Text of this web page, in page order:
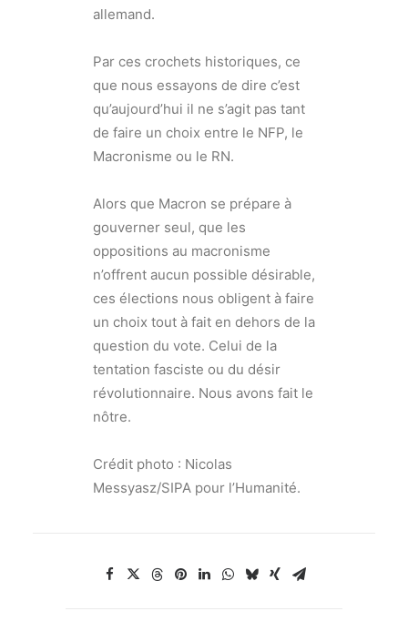
allemand.
Par ces crochets historiques, ce
que nous essayons de dire c’est
qu’aujourd’hui il ne s’agit pas tant
de faire un choix entre le NFP, le
Macronisme ou le RN.
Alors que Macron se prépare à
gouverner seul, que les
oppositions au macronisme
n’offrent aucun possible désirable,
ces élections nous obligent à faire
un choix tout à fait en dehors de la
question du vote. Celui de la
tentation fasciste ou du désir
révolutionnaire. Nous avons fait le
nôtre.
Crédit photo : Nicolas
Messyasz/SIPA pour l’Humanité.